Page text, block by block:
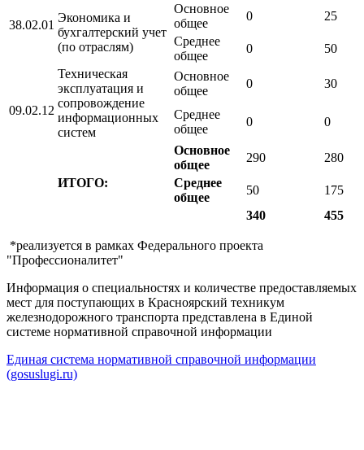
38.02.01
Экономика и
бухгалтерский учет
(по отраслям)
Основное
общее
0
25
Среднее
общее
0 50
09.02.12
Техническая
эксплуатация и
сопровождение
информационных
систем
Основное
общее
0 30
Среднее
общее
0 0
ИТОГО:
Основное
общее
290
280
Среднее
общее
50
175
340
455
*реализуется в рамках Федерального проекта
"Профессионалитет"
Информация о специальностях и количестве предоставляемых
мест для поступающих в Красноярский техникум
железнодорожного транспорта представлена в Единой
системе нормативной справочной информации
Единая система нормативной справочной информации
(gosuslugi.ru)